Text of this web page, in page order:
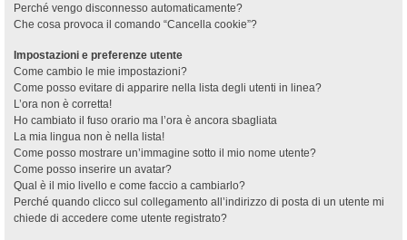
Perché vengo disconnesso automaticamente?
Che cosa provoca il comando “Cancella cookie”?
Impostazioni e preferenze utente
Come cambio le mie impostazioni?
Come posso evitare di apparire nella lista degli utenti in linea?
L’ora non è corretta!
Ho cambiato il fuso orario ma l’ora è ancora sbagliata
La mia lingua non è nella lista!
Come posso mostrare un’immagine sotto il mio nome utente?
Come posso inserire un avatar?
Qual è il mio livello e come faccio a cambiarlo?
Perché quando clicco sul collegamento all’indirizzo di posta di un utente mi
chiede di accedere come utente registrato?